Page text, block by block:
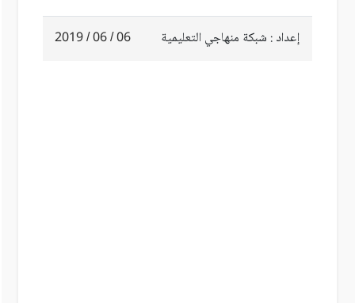
إعداد : شبكة منهاجي التعليمية 06 / 06 / 2019